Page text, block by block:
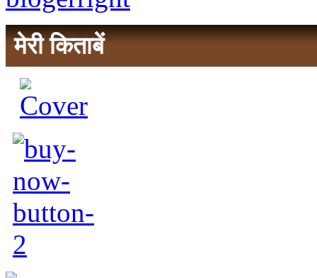
मेरी किताबें